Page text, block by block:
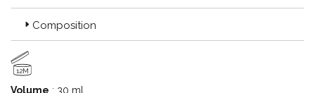
Composition
12M
Volume : 30 ml